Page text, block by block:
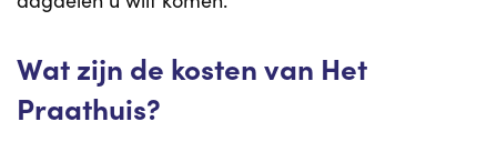
Wat zijn de kosten van Het
Praathuis?